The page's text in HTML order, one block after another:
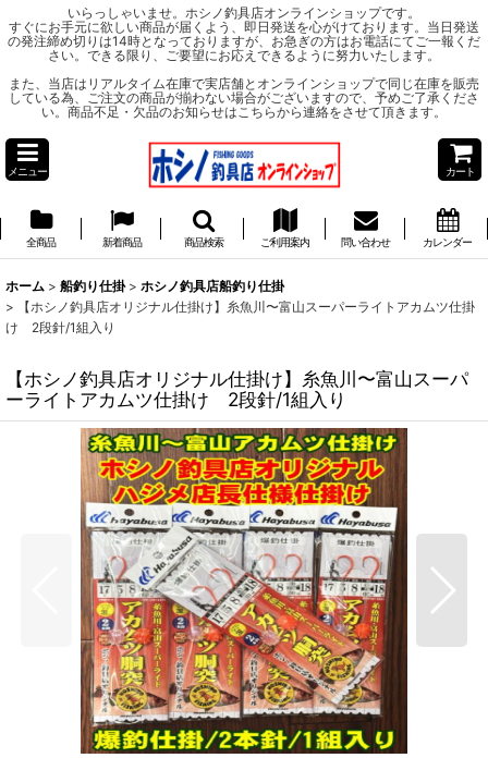
いらっしゃいませ。ホシノ釣具店オンラインショップです。
すぐにお手元に欲しい商品が届くよう、即日発送を心がけております。当日発送
の発注締め切りは14時となっておりますが、お急ぎの方はお電話にてご一報くだ
さい。できる限り、ご要望にお応えできるように努力いたします。
また、当店はリアルタイム在庫で実店舗とオンラインショップで同じ在庫を販売
している為、ご注文の商品が揃わない場合がございますので、予めご了承くださ
い。商品不足・欠品のお知らせはこちらから連絡をさせて頂きます。
メニュー カート
全商品 新着商品 商品検索 ご利用案内 問い合わせ カレンダー
ホーム > 船釣り仕掛 > ホシノ釣具店船釣り仕掛
>
【ホシノ釣具店オリジナル仕掛け】糸魚川〜富山スーパーライトアカムツ仕掛
け 2段針/1組入り
【ホシノ釣具店オリジナル仕掛け】糸魚川〜富山スーパ
ーライトアカムツ仕掛け 2段針/1組入り